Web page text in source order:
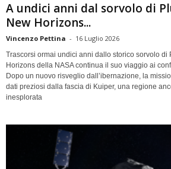
A undici anni dal sorvolo di
New Horizons...
Vincenzo Pettina - 16 Luglio 2026
Trascorsi ormai undici anni dallo storico sorvolo di
Horizons della NASA continua il suo viaggio ai
Dopo un nuovo risveglio dall’ibernazione, la
dati preziosi dalla fascia di Kuiper, una regione
inesplorata